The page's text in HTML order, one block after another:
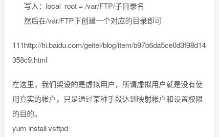
写入：local_root = /var/FTP/子目录名
然后在/var/FTP下创建一个对应的目录即可
111http://hi.baidu.com/geitel/blog/item/b97b6da5ce0d3f98d14
358c9.html
在这里，我们架设的是虚拟用户，所谓虚拟用户就是没有使
用真实的帐户，只是通过某种手段达到映射帐户和设置权限
的目的。
yum install vsftpd